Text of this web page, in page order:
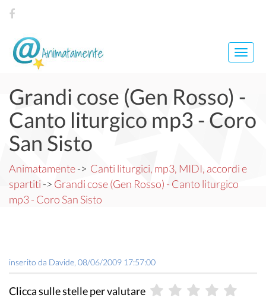
Grandi cose (Gen Rosso) -
Canto liturgico mp3 - Coro
San Sisto
Animatamente-> Canti liturgici, mp3, MIDI, accordi e
spartiti -> Grandi cose (Gen Rosso) - Canto liturgico
mp3 - Coro San Sisto
inserito da Davide 08/06/2009 17:57:00
Clicca sulle stelle per valutare